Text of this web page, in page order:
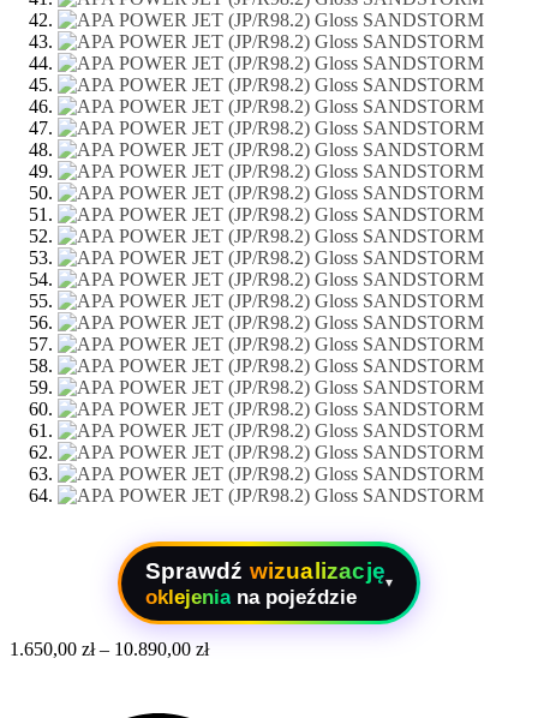
Sprawdź wizualizację
oklejenia na pojeździe
▾
1.650,00 zł– 10.890,00 zł